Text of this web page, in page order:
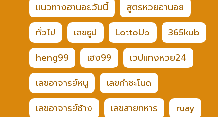
แนวทางฮานอยวันนี้
สูตรหวยฮานอย
ทั่วไป
เลขธูป LottoUp
365kub
heng99
เฮง99
เวปแทงหวย24
เลขอาจารย์หนู
เลขคำชะโนด
เลขอาจารย์ช้าง
เลขสายทหาร
ruay